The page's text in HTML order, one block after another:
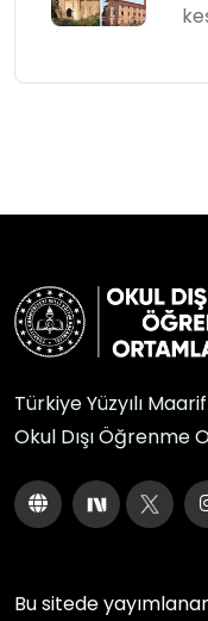
Türkiye Yüzyılı
Okul Dışı Öğrenme
Bu sitede